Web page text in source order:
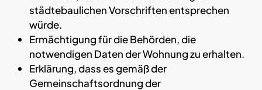
städtebaulichen Vorschriften entsprechen
würde.
Ermächtigung für die Behörden, die
notwendigen Daten der Wohnung zu erhalten.
Erklärung, dass es gemäß der
Gemeinschaftsordnung der